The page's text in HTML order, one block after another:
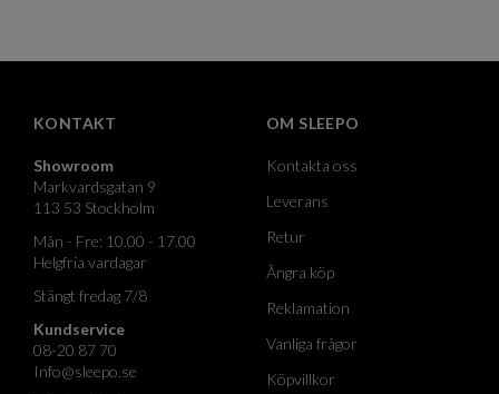
KONTAKT
Showroom
Markvardsgatan 9
113 53 Stockholm
Mån - Fre: 10.00 - 17.00
Helgfria vardagar
Stängt fredag 7/8
Kundservice
08-20 87 70
Info@sleepo.se
OM SLEEPO
Kontakta oss
Leverans
Retur
Ångra köp
Reklamation
Vanliga frågor
Köpvillkor